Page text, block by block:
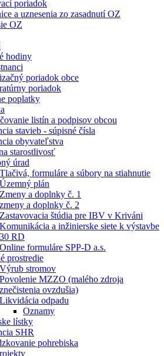
poriadok
a uznesenia zo zasadnutí OZ
OZ
hodiny
poriadok obce
poriadok
poplatky
listín a podpisov obcou
stavieb - súpisné čísla
obyvateľstva
starostlivosť
úrad
Tlačivá, formuláre a súbory na stiahnutie
Územný plán
Zmeny a doplnky č. 1
zmeny a doplnky č. 2
Zastavovacia štúdia pre IBV v Kriváni
Komunikácia a inžinierske siete k výstavbe
30 RD
Online formuláre SPP-D a.s.
prostredie
Výrub stromov
Povolenie MZZO (malého zdroja
znečistenia ovzdušia)
Likvidácia odpadu
Oznamy
lístky
SHR
pohrebiska